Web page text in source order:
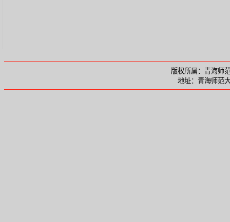
版权所属：青海师
地址：青海师范